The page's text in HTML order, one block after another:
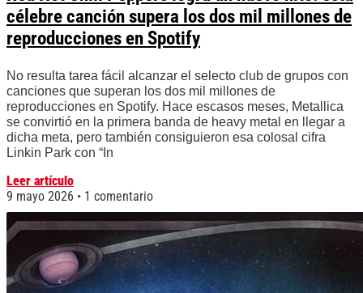
célebre canción supera los dos mil millones de
reproducciones en Spotify
No resulta tarea fácil alcanzar el selecto club de grupos con
canciones que superan los dos mil millones de
reproducciones en Spotify. Hace escasos meses, Metallica
se convirtió en la primera banda de heavy metal en llegar a
dicha meta, pero también consiguieron esa colosal cifra
Linkin Park con “In
Leer artículo
9 mayo 2026
1 comentario